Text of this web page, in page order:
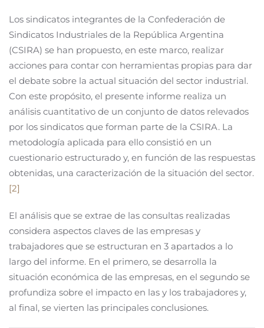
Los sindicatos integrantes de la Confederación de
Sindicatos Industriales de la República Argentina
(CSIRA) se han propuesto, en este marco, realizar
acciones para contar con herramientas propias para dar
el debate sobre la actual situación del sector industrial.
Con este propósito, el presente informe realiza un
análisis cuantitativo de un conjunto de datos relevados
por los sindicatos que forman parte de la CSIRA. La
metodología aplicada para ello consistió en un
cuestionario estructurado y, en función de las respuestas
obtenidas, una caracterización de la situación del sector.
[2]
El análisis que se extrae de las consultas realizadas
considera aspectos claves de las empresas y
trabajadores que se estructuran en 3 apartados a lo
largo del informe. En el primero, se desarrolla la
situación económica de las empresas, en el segundo se
profundiza sobre el impacto en las y los trabajadores y,
al final, se vierten las principales conclusiones.